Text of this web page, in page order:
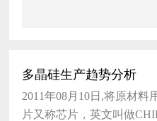
多晶硅生产趋势分析
2011年08月10日,将原材料
片又称芯片，英文叫做